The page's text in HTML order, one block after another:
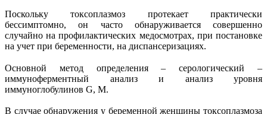
Поскольку токсоплазмоз протекает практически
бессимптомно, он часто обнаруживается совершенно
случайно на профилактических медосмотрах, при постановке
на учет при беременности, на диспансеризациях.
Основной метод определения – серологический –
иммуноферментный анализ и анализ уровня
иммуноглобулинов G, M.
В случае обнаружения у беременной женщины токсоплазмоза